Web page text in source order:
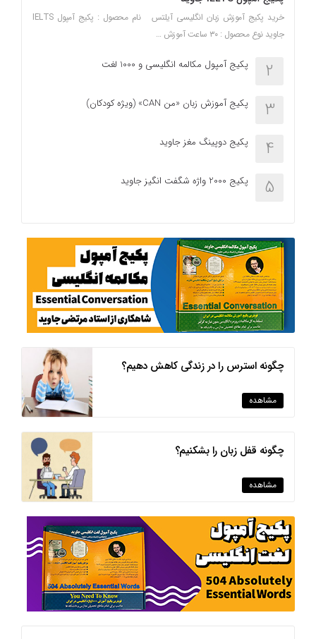
خرید پکیج آموزش زبان انگلیسی آیلتس نام محصول : پکیج آمپول IELTS
جاوید نوع محصول : ۳۰ ساعت آموزش …
2 پکیج آمپول مکالمه انگلیسی و 1000 لغت
3 پکیج آموزش زبان «من CAN» (ویژه کودکان)
4 پکیج دوپینگ مغز جاوید
5 پکیج 2000 واژه شگفت انگیز جاوید
چگونه استرس را در زندگی کاهش دهیم؟
مشاهده
چگونه قفل زبان را بشکنیم؟
مشاهده